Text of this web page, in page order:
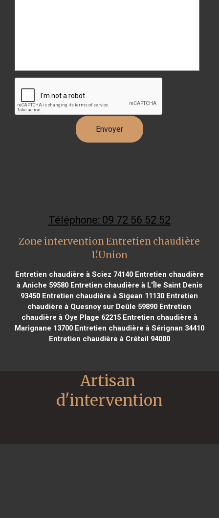
Téléphone: 09 72 56 52 52
Zone intervention Entretien chaudière
L'Union
Entretien chaudière à Sciez 74140Entretien chaudière
à Aniche 59580Entretien chaudière à L'Île Saint Denis
93450 Entretien chaudière à Sigean 11130 Entretien
chaudière à Quesnoy sur Deûle 59890 Entretien
chaudière à Oye Plage 62215Entretien chaudière à
Marignane 13700Entretien chaudière à Sérignan 34410
Entretien chaudière à Créteil 94000
Artisan
d'intervention